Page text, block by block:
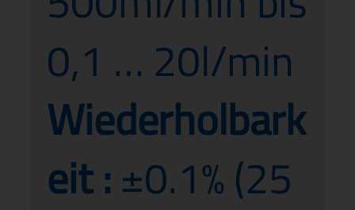
0,1 … 20l/min
Wiederholbark
eit :±0.1% (25